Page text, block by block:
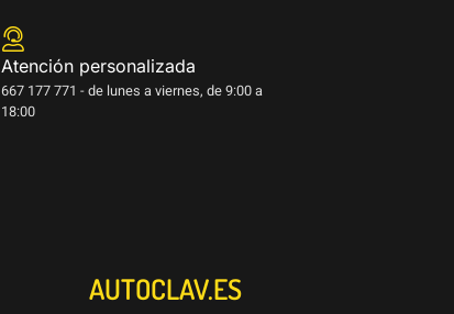
Atención personalizada
667 177 771 - de lunes a viernes, de 9:00 a
18:00
AUTOCLAV.ES